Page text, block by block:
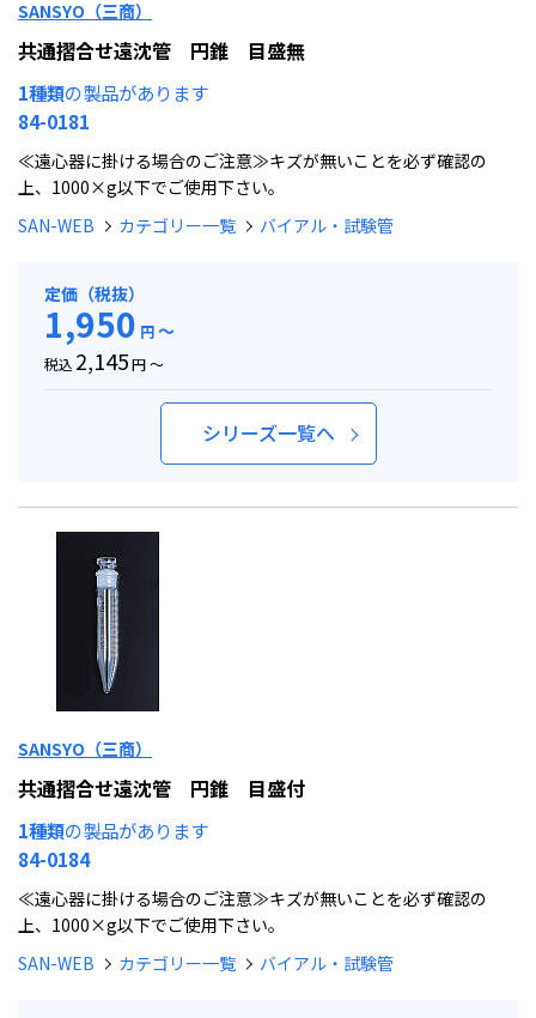
SANSYO（三商）
共通摺合せ遠沈管 円錐 目盛無
1種類の製品があります
84-0181
≪遠心器に掛ける場合のご注意≫キズが無いことを必ず確認の
上、1000×g以下でご使用下さい。
SAN-WEB
カテゴリー一覧 バイアル・試験管
定価（税抜）
1,950 円～
税込 2,145円 ～
シリーズ一覧へ
SANSYO（三商）
共通摺合せ遠沈管 円錐 目盛付
1種類の製品があります
84-0184
≪遠心器に掛ける場合のご注意≫キズが無いことを必ず確認の
上、1000×g以下でご使用下さい。
SAN-WEB
カテゴリー一覧 バイアル・試験管